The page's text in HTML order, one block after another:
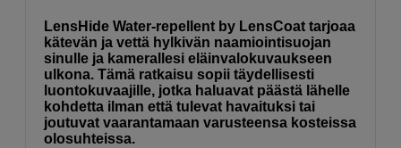
LensHide Water-repellent by LensCoat tarjoaa
kätevän ja vettä hylkivän naamiointisuojan
sinulle ja kamerallesi eläinvalokuvaukseen
ulkona. Tämä ratkaisu sopii täydellisesti
luontokuvaajille, jotka haluavat päästä lähelle
kohdetta ilman että tulevat havaituksi tai
joutuvat vaarantamaan varusteensa kosteissa
olosuhteissa.